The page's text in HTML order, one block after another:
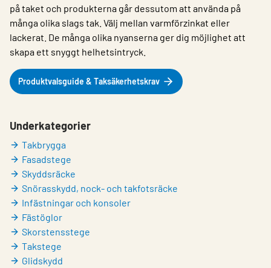
Kontakt
Logga in
Choose languge
på taket och produkterna går dessutom att använda på
många olika slags tak. Välj mellan varmförzinkat eller
lackerat. De många olika nyanserna ger dig möjlighet att
skapa ett snyggt helhetsintryck.
Produktvalsguide & Taksäkerhetskrav
Underkategorier
Takbrygga
Fasadstege
Skyddsräcke
Snörasskydd, nock- och takfotsräcke
Infästningar och konsoler
Fästöglor
Skorstensstege
Takstege
Glidskydd